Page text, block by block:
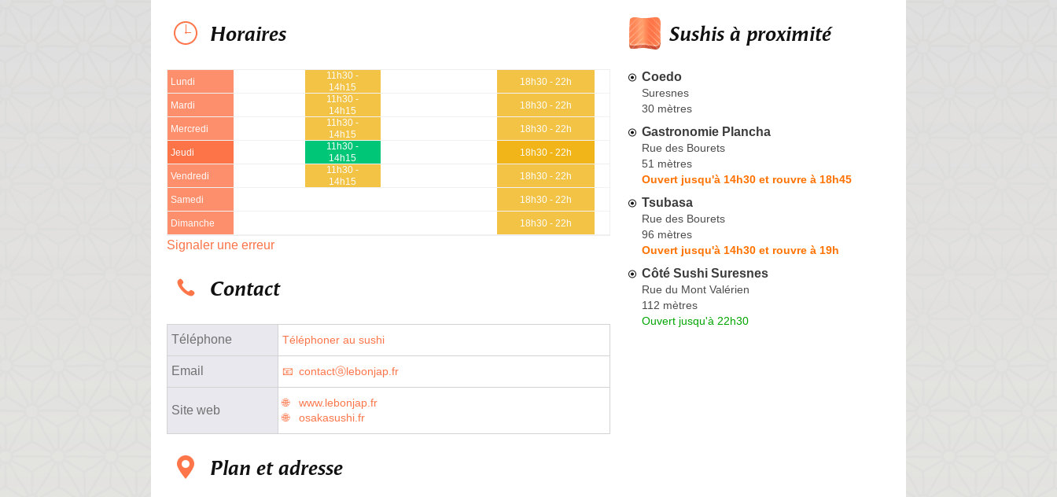
Horaires
Lundi
11h30 -
14h15
18h30 - 22h
Mardi
11h30 -
14h15
18h30 - 22h
Mercredi
11h30 -
14h15
18h30 - 22h
Jeudi
11h30 -
14h15
18h30 - 22h
Vendredi
11h30 -
14h15
18h30 - 22h
Samedi 18h30 - 22h
Dimanche 18h30 - 22h
Signaler une erreur
Contact
Téléphone Téléphoner au sushi
Email contactⓐlebonjap.fr
Site web
www.lebonjap.fr
osakasushi.fr
Plan et adresse
Sushis à proximité
Coedo
Suresnes
30 mètres
Gastronomie Plancha
Rue des Bourets
51 mètres
Ouvert jusqu'à 14h30 et rouvre à 18h45
Tsubasa
Rue des Bourets
96 mètres
Ouvert jusqu'à 14h30 et rouvre à 19h
Côté Sushi Suresnes
Rue du Mont Valérien
112 mètres
Ouvert jusqu'à 22h30